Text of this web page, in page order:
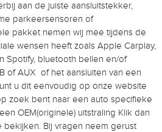
aan de juiste aansluitstekker,
parkeersensoren of
pakket nemen wij mee tijdens de
wensen heeft zoals Apple Carplay,
Spotify, bluetooth bellen en/of
of AUX of het aansluiten van een
u dit eenvoudig op onze website
zoek bent naar een auto specifieke
OEM(originele) uitstraling Klik dan
bekijken. Bij vragen neem gerust